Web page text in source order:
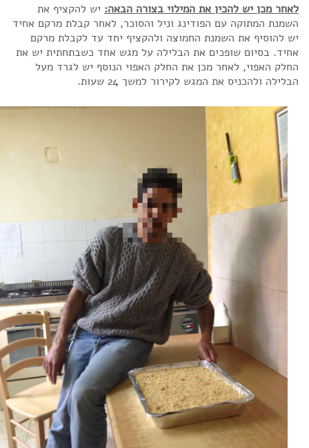
לאחר מכן יש להכין את המילוי בצורה הבאה:יש להקציף את
השמנת המתוקה עם הפודינג וניל והסוכר, לאחר קבלת מרקם אחיד
יש להוסיף את השמנת החמוצה ולהקציף יחד עד לקבלת מרקם
אחיד. בסיום שופכים את הבלילה על מגש אחד כשבתחתית יש את
החלק האפוי, לאחר מכן את החלק האפוי הנוסף יש לגרד מעל
הבלילה ולהכניס את המגש לקירור למשך 24 שעות.